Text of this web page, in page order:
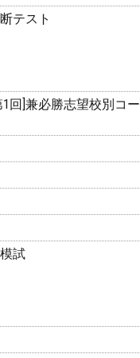
テスト
回]兼必勝志望校別コー
試